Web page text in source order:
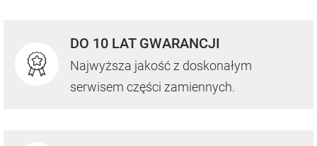
DO 10 LAT GWARANCJI
Najwyższa jakość z doskonałym
serwisem części zamiennych.